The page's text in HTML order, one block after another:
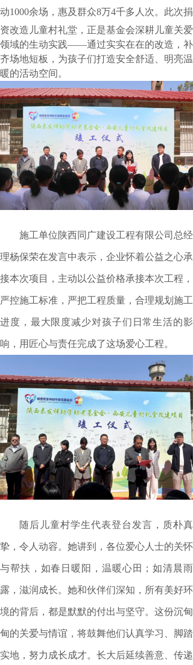
动1000余场，惠及群众8万4千多人次。此次捐
资改造儿童村礼堂，正是基金会深耕儿童关爱
领域的生动实践——通过实实在在的改造，补
齐场地短板，为孩子们打造安全舒适、明亮温
暖的活动空间。
施工单位陕西同广建设工程有限公司总经
理杨保荣在发言中表示，企业怀着公益之心承
接本次项目，主动以公益价格承接本次工程，
严控施工标准，严把工程质量，合理规划施工
进度，最大限度减少对孩子们日常生活的影
响，用匠心与责任完成了这场爱心工程。
随后儿童村学生代表登台发言，质朴真
挚，令人动容。她讲到，各位爱心人士的关怀
与帮扶，如春日暖阳，温暖心田；如清晨雨
露，滋润成长。她和伙伴们深知，所有美好环
境的背后，都是默默的付出与坚守。这份沉甸
甸的关爱与情谊，将鼓舞他们认真学习、脚踏
实地，努力成长成才。长大后延续善意、传递